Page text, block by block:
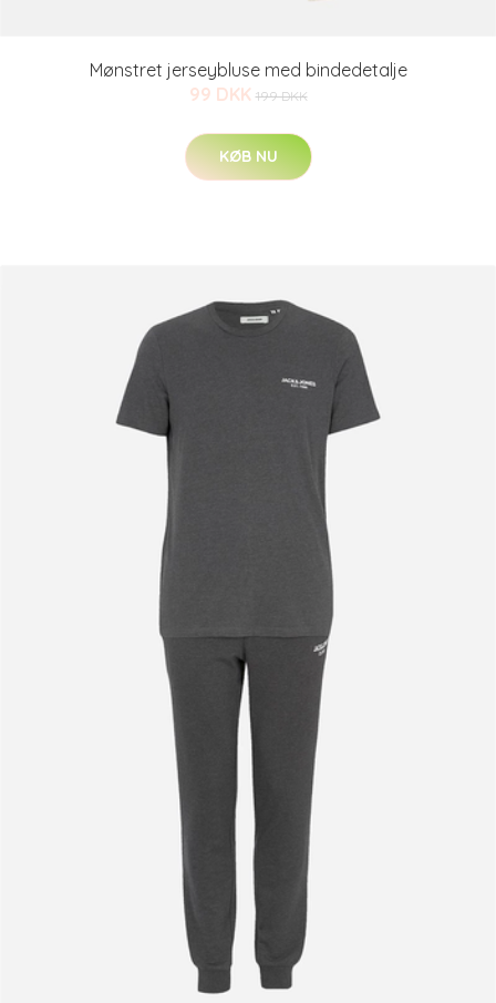
Mønstret jerseybluse med bindedetalje
99 DKK 199 DKK
KØB NU